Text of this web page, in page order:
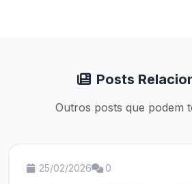
Posts
Outros posts que podem
25/02/2026 0